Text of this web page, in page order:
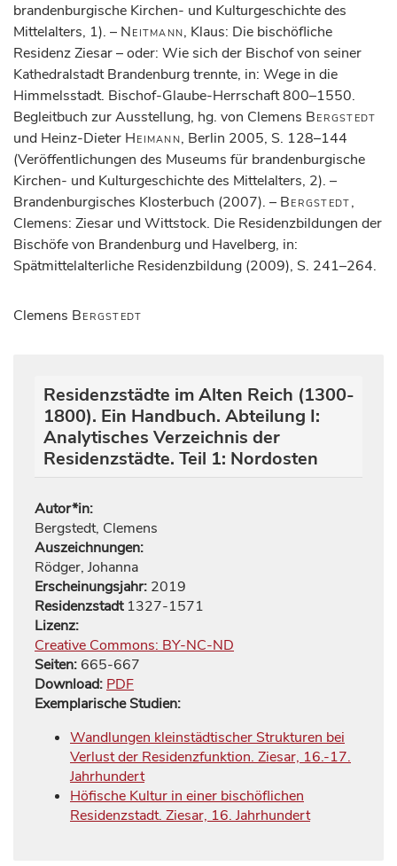
brandenburgische Kirchen- und Kulturgeschichte des
Mittelalters, 1). – Neitmann, Klaus: Die bischöfliche
Residenz Ziesar – oder: Wie sich der Bischof von seiner
Kathedralstadt Brandenburg trennte, in: Wege in die
Himmelsstadt. Bischof-Glaube-Herrschaft 800–1550.
Begleitbuch zur Ausstellung, hg. von Clemens Bergstedt
und Heinz-Dieter Heimann, Berlin 2005, S. 128–144
(Veröffentlichungen des Museums für brandenburgische
Kirchen- und Kulturgeschichte des Mittelalters, 2). –
Brandenburgisches Klosterbuch (2007). – Bergstedt,
Clemens: Ziesar und Wittstock. Die Residenzbildungen der
Bischöfe von Brandenburg und Havelberg, in:
Spätmittelalterliche Residenzbildung (2009), S. 241–264.
Clemens Bergstedt
Residenzstädte im Alten Reich (1300-
1800). Ein Handbuch. Abteilung I:
Analytisches Verzeichnis der
Residenzstädte. Teil 1: Nordosten
Autor*in:
Bergstedt, Clemens
Auszeichnungen:
Rödger, Johanna
Erscheinungsjahr: 2019
Residenzstadt1327-1571
Lizenz:
Creative Commons: BY-NC-ND
Seiten: 665-667
Download: PDF
Exemplarische Studien:
Wandlungen kleinstädtischer Strukturen bei
Verlust der Residenzfunktion. Ziesar, 16.-17.
Jahrhundert
Höfische Kultur in einer bischöflichen
Residenzstadt. Ziesar, 16. Jahrhundert